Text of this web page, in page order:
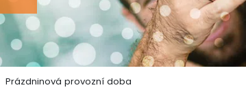
Prázdninová provozní doba